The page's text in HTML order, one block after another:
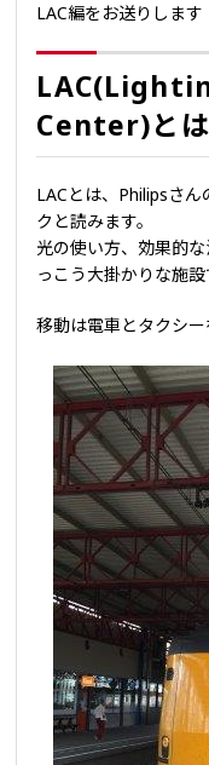
LAC編をお送りします
Center)とは
LACとは、Philipsさ
クと読みます。
光の使い方、効果的
っこう大掛かりな施設
移動は電車とタクシー